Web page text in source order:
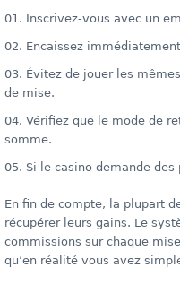
Inscrivez‑vous avec un
Encaissez
Évitez de jouer les
de mise.
Vérifiez que le mode de
somme.
Si le casino demande
En fin de compte, la plupart
récupérer leurs gains. Le
commissions sur chaque
qu’en réalité vous avez